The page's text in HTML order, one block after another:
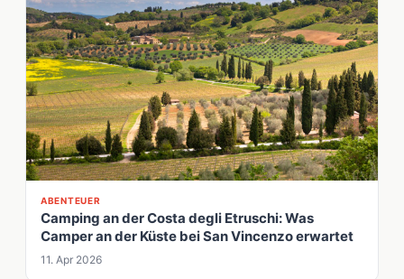
ABENTEUER
Camping an der Costa degli Etruschi: Was
Camper an der Küste bei San Vincenzo erwartet
11. Apr 2026